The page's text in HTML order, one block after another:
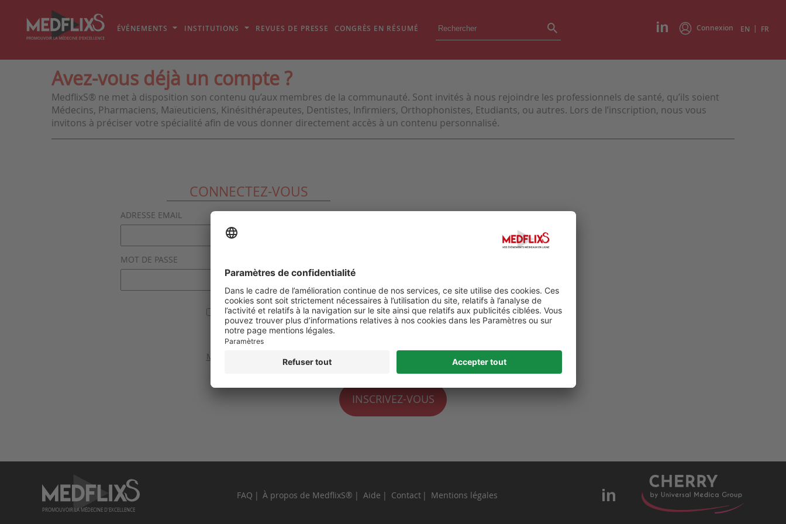
Connexion EN | FR
ÉVÉNEMENTS INSTITUTIONS REVUES DE PRESSE CONGRÈS EN RÉSUMÉ
Avez-vous déjà un compte ?
MedflixS® ne met à disposition son contenu qu’aux membres de la communauté. Sont invités à nous rejoindre les professionnels de santé, qu’ils soient
Médecins, Pharmaciens, Maïeuticiens, Kinésithérapeutes, Dentistes, Infirmiers, Orthophonistes, Etudiants, ou autres. Lors de l’inscription, nous vous
invitons à préciser votre spécialité afin de vous donner directement accès à un contenu personnalisé.
CONNECTEZ-VOUS
ADRESSE EMAIL
MOT DE PASSE
Se souvenir de moi
Valider
Mot de passe perdu ?
INSCRIVEZ-VOUS
PROMOUVOIR LA MÉDECINE D'EXCELLENCE
FAQ À propos de MedflixS® Aide Contact Mentions légales